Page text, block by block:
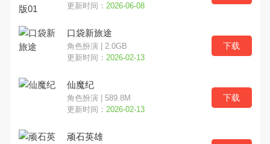
射击
MOBA 模拟 格斗
音乐 益智
换装
更新时间： 2026-06-08
口袋新旅途
角色扮演 | 2.0GB
更新时间： 2026-02-13
下载
仙魔纪
角色扮演 | 589.8M
更新时间： 2026-02-13
下载
顽石英雄